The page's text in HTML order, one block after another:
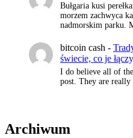
Bułgaria kusi
morzem zachwyca
nadmorskim parku.
bitcoin cash -
świecie, co je
I do believe all of
post. They are
Archiwum